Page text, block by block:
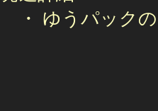
・ ゆうパックの